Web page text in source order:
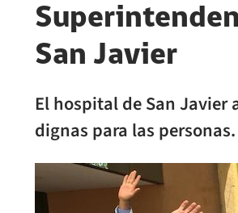
San Javier
El hospital de San Javier
dignas para las personas.